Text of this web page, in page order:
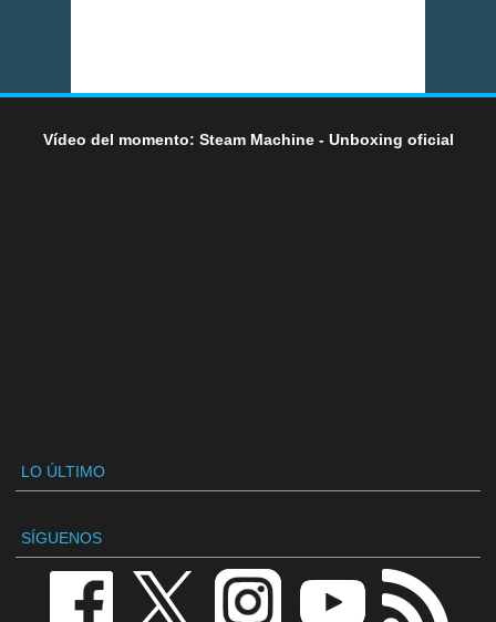
Vídeo del momento: Steam Machine - Unboxing oficial
LO ÚLTIMO
SÍGUENOS